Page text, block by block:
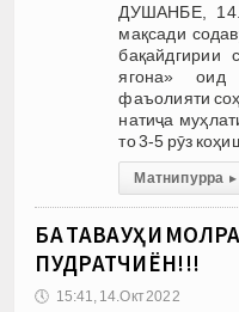
ДУШАНБЕ,
мақсади
бақайдгирии
ягона» оид
фаъолияти
натиҷа
то 3-5 рӯз
Матни пурра ▸
БА ТАВАҶҶУҲИ
ПУДРАТЧИЁН!!!
🕔 15:41, 14.Окт 2022